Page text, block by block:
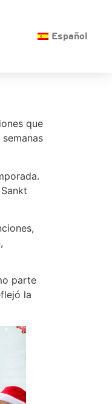
Español
que
parte
la